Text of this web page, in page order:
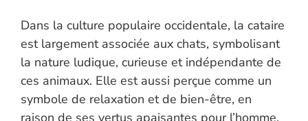
Dans la culture populaire occidentale, la cataire
est largement associée aux chats, symbolisant
la nature ludique, curieuse et indépendante de
ces animaux. Elle est aussi perçue comme un
symbole de relaxation et de bien-être, en
raison de ses vertus apaisantes pour l’homme.